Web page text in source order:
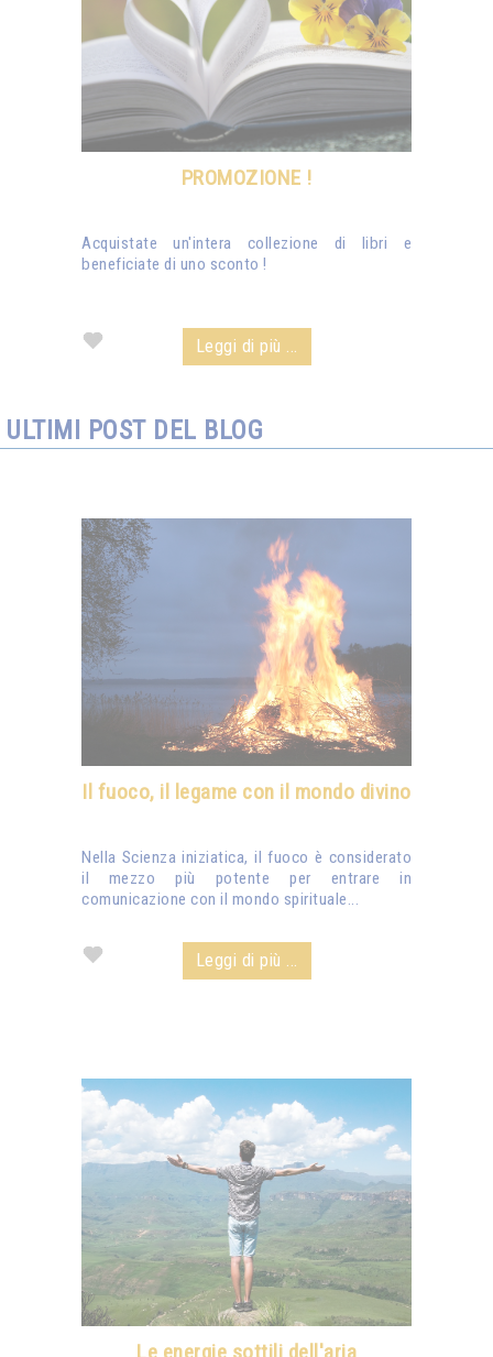
PROMOZIONE !
Acquistate un'intera collezione di libri e
beneficiate di uno sconto !
Leggi di più ...
ULTIMI POST DEL BLOG
Il fuoco, il legame con il mondo divino
Nella Scienza iniziatica, il fuoco è considerato
il mezzo più potente per entrare in
comunicazione con il mondo spirituale...
Leggi di più ...